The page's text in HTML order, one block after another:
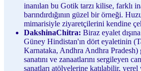
inanılan bu Gotik tarzı kilise, farklı
barındırdığının güzel bir örneği.
mimarisiyle ziyaretçilerini kendine
DakshinaChitra: Biraz eyalet
Güney Hindistan'ın dört eyaletinin
Karnataka, Andhra Andhra Pradesh)
sanatını ve zanaatlarını sergileyen
sanatları atölyelerine katılabilir,